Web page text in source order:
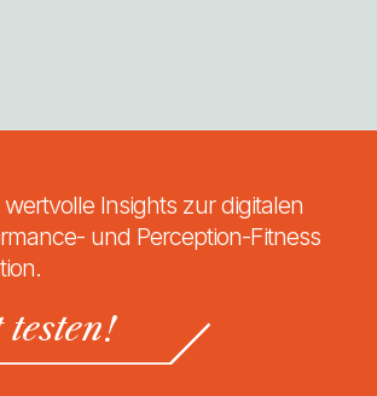
Insights zur digitalen
und Perception-Fitness
testen!